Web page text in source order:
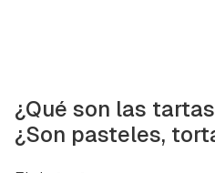
¿Qué son las
¿Son pasteles,